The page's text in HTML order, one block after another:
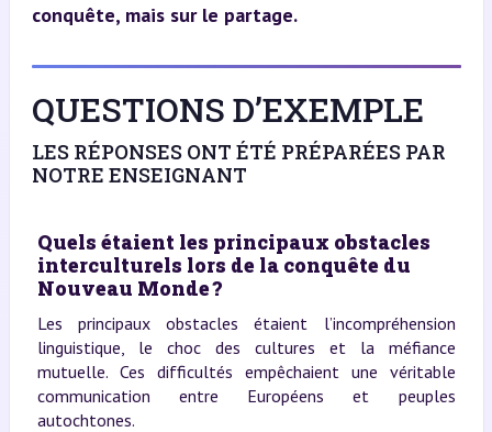
conquête, mais sur le partage.
QUESTIONS D’EXEMPLE
LES RÉPONSES ONT ÉTÉ PRÉPARÉES PAR
NOTRE ENSEIGNANT
Quels étaient les principaux obstacles
interculturels lors de la conquête du
Nouveau Monde ?
Les principaux obstacles étaient l’incompréhension
linguistique, le choc des cultures et la méfiance
mutuelle. Ces difficultés empêchaient une véritable
communication entre Européens et peuples
autochtones.